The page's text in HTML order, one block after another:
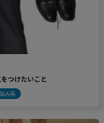
つけたいこと
み系